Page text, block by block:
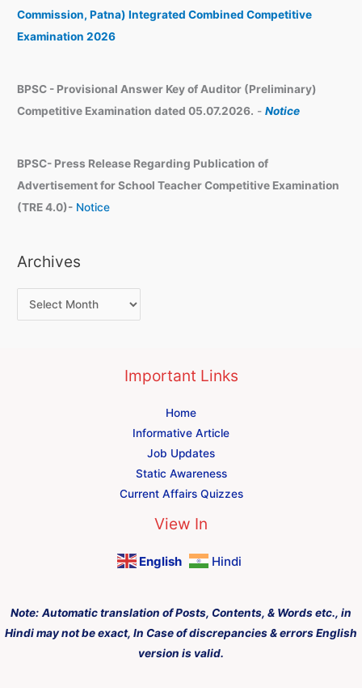
Commission, Patna) Integrated Combined Competitive
Examination 2026
BPSC - Provisional Answer Key of Auditor (Preliminary)
Competitive Examination dated 05.07.2026. -Notice
BPSC- Press Release Regarding Publication of
Advertisement for School Teacher Competitive Examination
(TRE 4.0)- Notice
Archives
e
s
Important Links
Home
Informative Article
Job Updates
Static Awareness
Current Affairs Quizzes
View In
English Hindi
Note: Automatic translation of Posts, Contents, & Words etc., in
Hindi may not be exact, In Case of discrepancies & errors English
version is valid.